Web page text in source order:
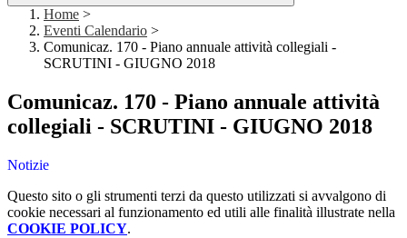
Home >
Eventi Calendario >
Comunicaz. 170 - Piano annuale attività collegiali -
SCRUTINI - GIUGNO 2018
Comunicaz. 170 - Piano annuale attività
collegiali - SCRUTINI - GIUGNO 2018
Notizie
Questo sito o gli strumenti terzi da questo utilizzati si avvalgono di
cookie necessari al funzionamento ed utili alle finalità illustrate nella
COOKIE POLICY.